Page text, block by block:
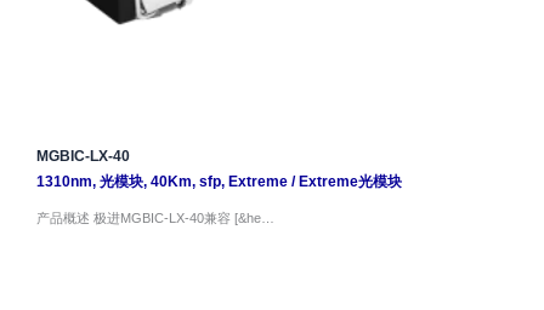
MGBIC-LX-40
1310nm, 光模块, 40Km, sfp, Extreme/ Extreme光模块
产品概述 极进MGBIC-LX-40兼容 [&he…